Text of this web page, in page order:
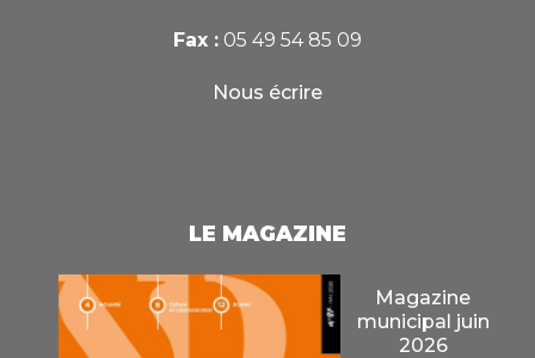
Fax : 05 49 54 85 09
Nous écrire
LE MAGAZINE
Magazine
municipal juin
2026